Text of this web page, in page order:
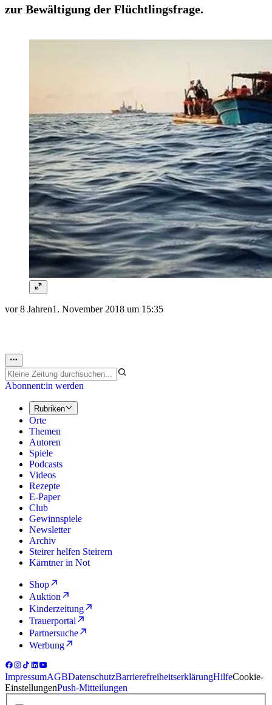
zur Bewältigung der Flüchtlingsfrage.
vor 8 Jahren1. November 2018 um 15:35
Abonnent:in werden
Rubriken
Orte
Themen
Autoren
Spiele
Podcasts
Videos
Rezepte
E-Paper
Club
Gewinnspiele
Newsletter
Archiv
Steirer helfen Steirern
Kärntner in Not
Shop
Auktion
Kinderzeitung
Trauerportal
Partnersuche
Werbung
ImpressumAGBDatenschutzBarrierefreiheitserklärungHilfeCookie-
EinstellungenPush-Mitteilungen